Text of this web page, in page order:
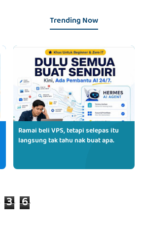
Trending Now
Ramai beli VPS, tetapi selepas itu
langsung tak tahu nak buat apa.
3 6